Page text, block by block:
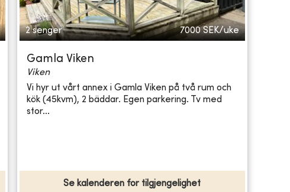
2 senger 7000 SEK/uke
Gamla Viken
Viken
Vi hyr ut vårt annex i Gamla Viken på två rum och
kök (45kvm), 2 bäddar. Egen parkering. Tv med
stor...
Se kalenderen for tilgjengelighet